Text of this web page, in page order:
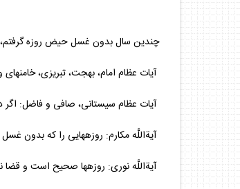
چندين سال بدون غسل حيض روزه
آيات عظام امام، بهجت، تبريزى،
آيات عظام سيستانى، صافى و فاضل: اگر
آيةاللَّه مكارم: روزه‏هايى را كه بدون غسل
آيةاللَّه نورى: روزه‏ها صحيح است و قضا